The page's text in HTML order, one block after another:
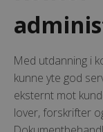
Med utdanning i
kunne yte god
eksternt mot
lover, forskrifter